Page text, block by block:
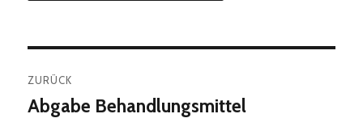
ZURÜCK
Vorheriger
Abgabe Behandlungsmittel